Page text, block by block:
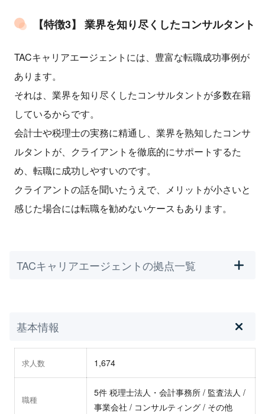
【特徴3】 業界を知り尽くしたコンサルタント
TACキャリアエージェントには、豊富な転職成功事例が
あります。
それは、業界を知り尽くしたコンサルタントが多数在籍
しているからです。
会計士や税理士の実務に精通し、業界を熟知したコンサ
ルタントが、クライアントを徹底的にサポートするた
め、転職に成功しやすいのです。
クライアントの話を聞いたうえで、メリットが小さいと
感じた場合には転職を勧めないケースもあります。
TACキャリアエージェントの拠点一覧
基本情報
求人数 1,674
職種
5件 税理士法人・会計事務所 / 監査法人 /
事業会社 / コンサルティング / その他